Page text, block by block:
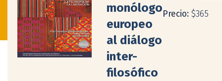
monólogo
europeo
al diálogo
inter-
filosófico
Precio: $365